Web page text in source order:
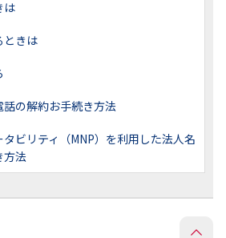
は
ときは
の解約お手続き方法
ビリティ（MNP）を利用した法人名
方法